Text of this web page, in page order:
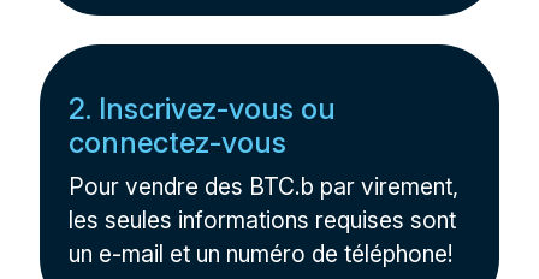
2. Inscrivez-vous ou
connectez-vous
Pour vendre des BTC.b par virement,
les seules informations requises sont
un e-mail et un numéro de téléphone!